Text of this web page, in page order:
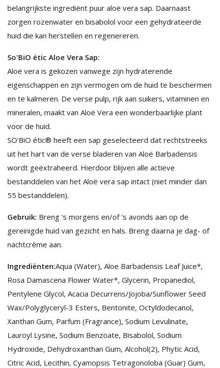
belangrijkste ingrediënt puur aloë vera sap. Daarnaast
zorgen rozenwater en bisabolol voor een gehydrateerde
huid die kan herstellen en regenereren.
So'BiO étic Aloe Vera Sap:
Aloë vera is gekozen vanwege zijn hydraterende
eigenschappen en zijn vermogen om de huid te beschermen
en te kalmeren. De verse pulp, rijk aan suikers, vitaminen en
mineralen, maakt van Aloë Vera een wonderbaarlijke plant
voor de huid.
SO'BiO étic® heeft een sap geselecteerd dat rechtstreeks
uit het hart van de verse bladeren van Aloë Barbadensis
wordt geëxtraheerd. Hierdoor blijven alle actieve
bestanddelen van het Aloë vera sap intact (niet minder dan
55 bestanddelen).
Gebruik: Breng 's morgens en/of 's avonds aan op de
gereinigde huid van gezicht en hals. Breng daarna je dag- of
nachtcrème aan.
Ingrediënten:Aqua (Water), Aloe Barbadensis Leaf Juice*,
Rosa Damascena Flower Water*, Glycerin, Propanediol,
Pentylene Glycol, Acacia Decurrens/Jojoba/Sunflower Seed
Wax/Polyglyceryl-3 Esters, Bentonite, Octyldodecanol,
Xanthan Gum, Parfum (Fragrance), Sodium Levulinate,
Lauroyl Lysine, Sodium Benzoate, Bisabolol, Sodium
Hydroxide, Dehydroxanthan Gum, Alcohol(2), Phytic Acid,
Citric Acid, Lecithin, Cyamopsis Tetragonoloba (Guar) Gum,